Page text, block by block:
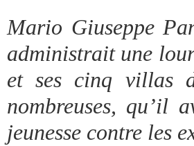
Mario Giuseppe
administrait une
et ses cinq villas
nombreuses, qu’il
jeunesse contre les